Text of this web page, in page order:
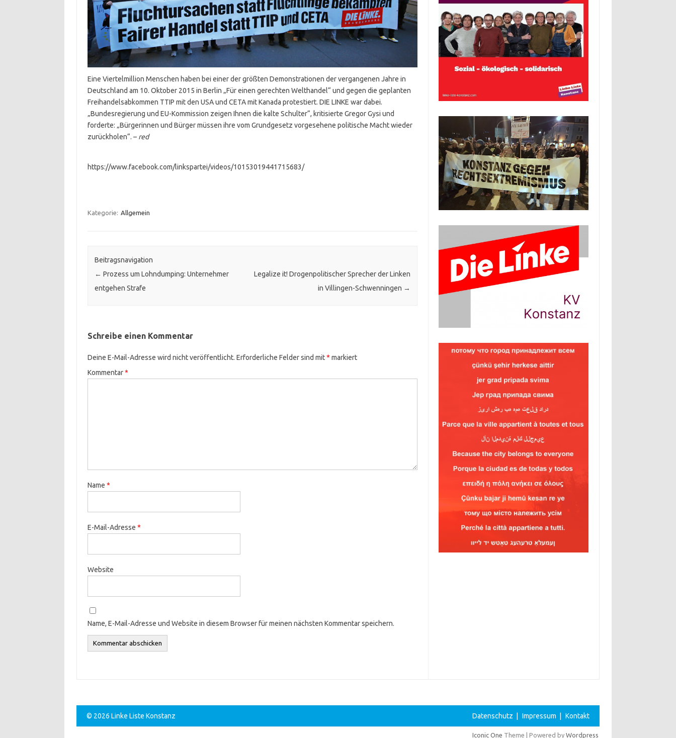
Eine Viertelmillion Menschen haben bei einer der größten Demonstrationen der vergangenen Jahre in
Deutschland am 10. Oktober 2015 in Berlin „Für einen gerechten Welthandel“ und gegen die geplanten
Freihandelsabkommen TTIP mit den USA und CETA mit Kanada protestiert. DIE LINKE war dabei.
„Bundesregierung und EU-Kommission zeigen Ihnen die kalte Schulter“, kritisierte Gregor Gysi und
forderte: „Bürgerinnen und Bürger müssen ihre vom Grundgesetz vorgesehene politische Macht wieder
zurückholen“. – red
https://www.facebook.com/linkspartei/videos/10153019441715683/
Kategorie: Allgemein
Beitragsnavigation
← Prozess um Lohndumping: Unternehmer
entgehen Strafe
Legalize it! Drogenpolitischer Sprecher der Linken
in Villingen-Schwenningen →
Schreibe einen Kommentar
Deine E-Mail-Adresse wird nicht veröffentlicht. Erforderliche Felder sind mit* markiert
Kommentar*
Name *
E-Mail-Adresse *
Website
Name, E-Mail-Adresse und Website in diesem Browser für meinen nächsten Kommentar speichern.
© 2026 Linke Liste Konstanz Datenschutz Impressum Kontakt
Iconic One Theme | Powered by Wordpress